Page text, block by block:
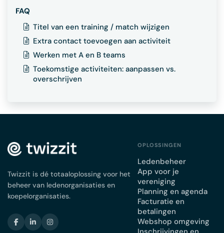
FAQ
Titel van een training / match wijzigen
Extra contact toevoegen aan activiteit
Werken met A en B teams
Toekomstige activiteiten: aanpassen vs.
overschrijven
Twizzit is dé totaaloplossing voor het
beheer van ledenorganisaties en
koepelorganisaties.
OPLOSSINGEN
Ledenbeheer
App voor je
vereniging
Planning en agenda
Facturatie en
betalingen
Webshop omgeving